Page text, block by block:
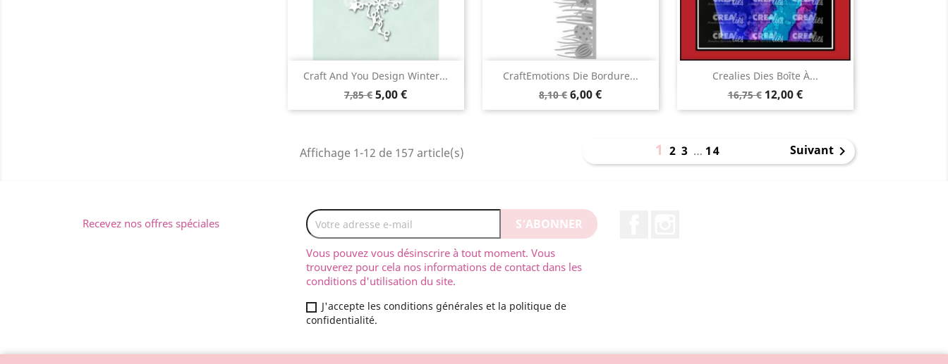
Craft And You Design Winter...
7,85 € 5,00 €
Aperçu rapide
CraftEmotions Die Bordure...
8,10 € 6,00 €
Aperçu rapide
Crealies Dies Boîte À...
16,75 € 12,00 €
Aperçu rapide
Affichage 1-12 de 157 article(s) 123 … 14 Suivant
Recevez nos offres spéciales
Vous pouvez vous désinscrire à tout moment. Vous
trouverez pour cela nos informations de contact dans les
conditions d'utilisation du site.
J'accepte les conditions générales et la politique de
confidentialité.